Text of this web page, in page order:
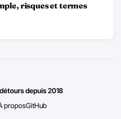
risques et termes
depuis 2018
proposGitHub